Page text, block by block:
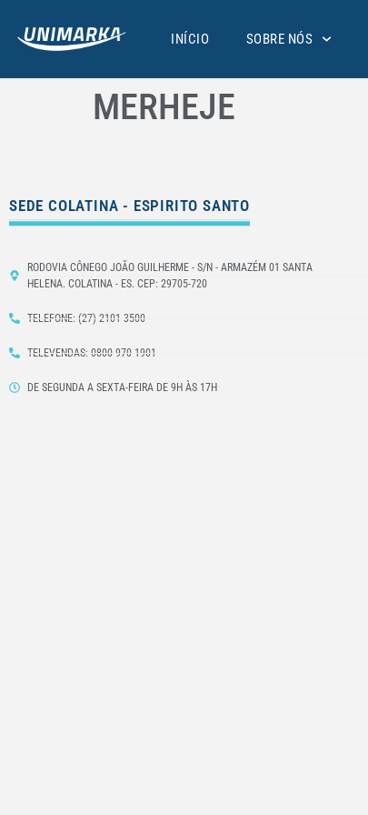
INÍCIO SOBRE NÓS
MERHEJE
SEDE COLATINA - ESPIRITO SANTO
RODOVIA CÔNEGO JOÃO GUILHERME - S/N - ARMAZÉM 01 SANTA
HELENA. COLATINA - ES. CEP: 29705-720
TELEFONE: (27) 2101-3500
TELEVENDAS: 0800 970 1901
DE SEGUNDA A SEXTA-FEIRA DE 9H ÀS 17H